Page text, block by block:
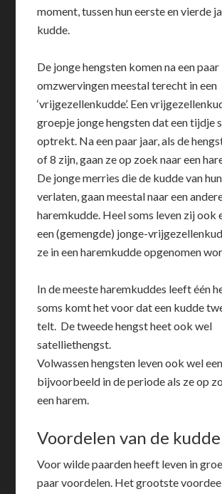
moment, tussen hun eerste en vierde
kudde.
De jonge hengsten komen na een paar
omzwervingen meestal terecht in een
‘vrijgezellenkudde’. Een
groepje jonge hengsten dat een tijdje
optrekt. Na een paar jaar, als de
of 8 zijn, gaan ze op zoek naar een
De jonge merries die de kudde van
verlaten, gaan meestal naar een
haremkudde. Heel soms leven zij ook
een (gemengde) jonge-
ze in een haremkudde opgenomen
In de meeste haremkuddes leeft één
soms komt het voor dat een kudde
telt. De tweede hengst heet ook wel
satelliethengst.
Volwassen hengsten leven ook wel
bijvoorbeeld in de periode als ze op
een harem.
Voordelen van de kudde
Voor wilde paarden heeft leven in
paar voordelen. Het grootste